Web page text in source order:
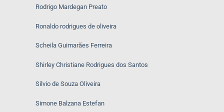
Rodrigo Mardegan Preato
Ronaldo rodrigues de oliveira
Scheila Guimarães Ferreira
Shirley Christiane Rodrigues dos Santos
Silvio de Souza Oliveira
Simone Balzana Estefan